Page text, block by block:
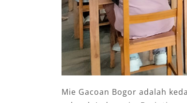
Mie Gacoan Bogor adalah